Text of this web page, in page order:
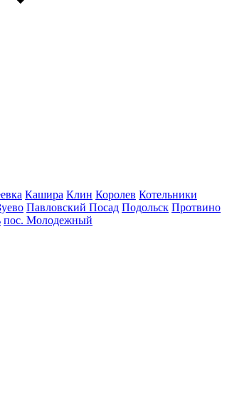
Кашира Клин Королев Котельники
Павловский Посад Подольск Протвино
пос. Молодежный